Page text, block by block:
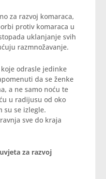
za razvoj komaraca,
protiv komaraca u
uklanjanje svih
razmnožavanje.
odrasle jedinke
da se ženke
a ne samo noću te
u radijusu od oko
su se izlegle.
sve do kraja
za razvoj